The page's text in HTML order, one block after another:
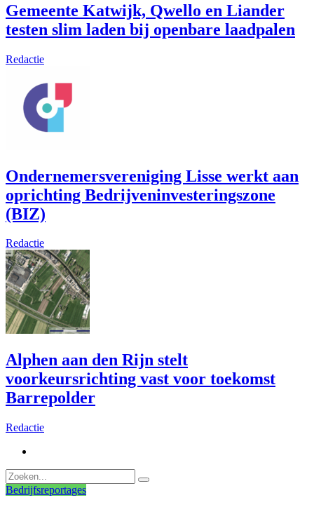
Gemeente Katwijk, Qwello en Liander
testen slim laden bij openbare laadpalen
Redactie
Ondernemersvereniging Lisse werkt aan
oprichting Bedrijveninvesteringszone
(BIZ)
Redactie
Alphen aan den Rijn stelt
voorkeursrichting vast voor toekomst
Barrepolder
Redactie
Bedrijfsreportages